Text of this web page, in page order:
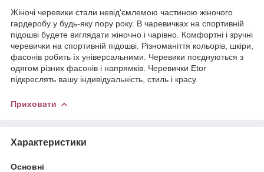
Жіночі черевики стали невід'ємлемою частиною жіночого
гардеробу у будь-яку пору року. В чаревичках на спортивній
підошві будете виглядати жіночно і чарівно. Комфортні і зручні
черевички на спортивній підошві. Різноманіття кольорів, шкіри,
фасонів робить їх універсальними. Черевики поєднуються з
одягом різних фасонів і напрямків. Черевички Etor
підкреслять вашу індивідуальність, стиль і красу.
Приховати
Характеристики
Основні